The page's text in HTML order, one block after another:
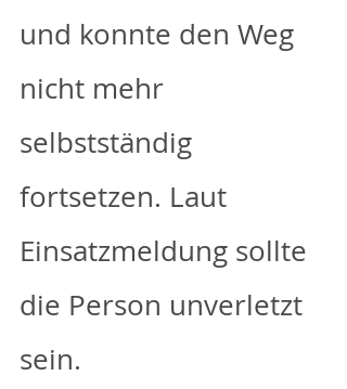
und konnte den Weg
nicht mehr
selbstständig
fortsetzen. Laut
Einsatzmeldung sollte
die Person unverletzt
sein.